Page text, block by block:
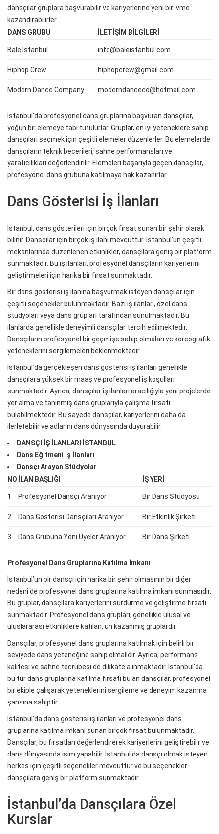
dansçılar gruplara başvurabilir ve kariyerlerine yeni bir ivme
kazandırabilirler.
DANS GRUBU
İLETIŞIM BILGILERI
Bale İstanbul info@baleistanbul.com
Hiphop Crew hiphopcrew@gmail.com
Modern Dance Company moderndanceco@hotmail.com
İstanbul’da profesyonel dans gruplarına başvuran dansçılar,
yoğun bir elemeye tabi tutulurlar. Gruplar, en iyi yeteneklere sahip
dansçıları seçmek için çeşitli elemeler düzenlerler. Bu elemelerde
dansçıların teknik becerileri, sahne performansları ve
yaratıcılıkları değerlendirilir. Elemeleri başarıyla geçen dansçılar,
profesyonel dans grubuna katılmaya hak kazanırlar.
Dans Gösterisi İş İlanları
İstanbul, dans gösterileri için birçok fırsat sunan bir şehir olarak
bilinir. Dansçılar için birçok iş ilanı mevcuttur. İstanbul’un çeşitli
mekanlarında düzenlenen etkinlikler, dansçılara geniş bir platform
sunmaktadır. Bu iş ilanları, profesyonel dansçıların kariyerlerini
geliştirmeleri için harika bir fırsat sunmaktadır.
Bir dans gösterisi iş ilanına başvurmak isteyen dansçılar için
çeşitli seçenekler bulunmaktadır. Bazı iş ilanları, özel dans
stüdyoları veya dans grupları tarafından sunulmaktadır. Bu
ilanlarda genellikle deneyimli dansçılar tercih edilmektedir.
Dansçıların profesyonel bir geçmişe sahip olmaları ve koreografik
yeteneklerini sergilemeleri beklenmektedir.
İstanbul’da gerçekleşen dans gösterisi iş ilanları genellikle
dansçılara yüksek bir maaş ve profesyonel iş koşulları
sunmaktadır. Ayrıca, dansçılar iş ilanları aracılığıyla yeni projelerde
yer alma ve tanınmış dans gruplarıyla çalışma fırsatı
bulabilmektedir. Bu sayede dansçılar, kariyerlerini daha da
ilerletebilir ve adlarını dans dünyasında duyurabilir.
DANSÇI İŞ İLANLARI İSTANBUL
Dans Eğitmeni İş İlanları
Dansçı Arayan Stüdyolar
NO
İLAN BAŞLIĞI İŞ YERI
1 Profesyonel Dansçı Aranıyor Bir Dans Stüdyosu
2 Dans Gösterisi Dansçıları Aranıyor Bir Etkinlik Şirketi
3 Dans Grubuna Yeni Üyeler Aranıyor Bir Dans Şirketi
Profesyonel Dans Gruplarına Katılma İmkanı
İstanbul’un bir dansçı için harika bir şehir olmasının bir diğer
nedeni de profesyonel dans gruplarına katılma imkanı sunmasıdır.
Bu gruplar, dansçılara kariyerlerini sürdürme ve geliştirme fırsatı
sunmaktadır. Profesyonel dans grupları, genellikle ulusal ve
uluslararası etkinliklere katılan, ün kazanmış gruplardır.
Dansçılar, profesyonel dans gruplarına katılmak için belirli bir
seviyede dans yeteneğine sahip olmalıdır. Ayrıca, performans
kalitesi ve sahne tecrübesi de dikkate alınmaktadır. İstanbul’da
bu tür dans gruplarına katılma fırsatı bulan dansçılar, profesyonel
bir ekiple çalışarak yeteneklerini sergileme ve deneyim kazanma
şansına sahiptir.
İstanbul’da dans gösterisi iş ilanları ve profesyonel dans
gruplarına katılma imkanı sunan birçok fırsat bulunmaktadır.
Dansçılar, bu fırsatları değerlendirerek kariyerlerini geliştirebilir ve
dans dünyasında isim yapabilir. İstanbul’da dansçı olmak isteyen
herkes için çeşitli seçenekler mevcuttur ve bu seçenekler
dansçılara geniş bir platform sunmaktadır.
İstanbul’da Dansçılara Özel
Kurslar